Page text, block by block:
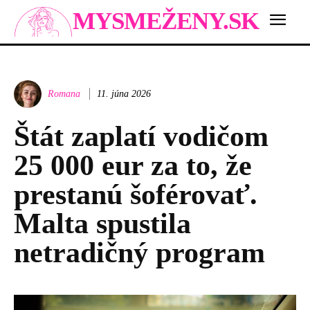
MYSMEŽENY.SK
Romana 11. júna 2026
Štát zaplatí vodičom
25 000 eur za to, že
prestanú šoférovať.
Malta spustila
netradičný program